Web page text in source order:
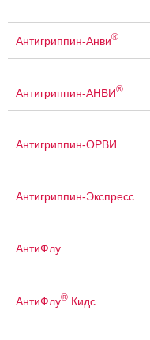
Антигриппин-Анви®
Антигриппин-АНВИ®
Антигриппин-ОРВИ
Антигриппин-Экспресс
АнтиФлу
АнтиФлу® Кидс